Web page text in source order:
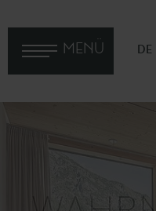
MENÜ DE